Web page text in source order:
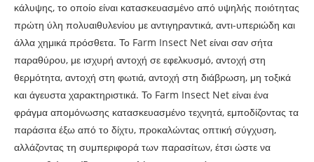
κάλυψης, το οποίο είναι κατασκευασμένο από υψηλής ποιότητας
πρώτη ύλη πολυαιθυλενίου με αντιγηραντικά, αντι-υπεριώδη και
άλλα χημικά πρόσθετα. Το Farm Insect Net είναι σαν σήτα
παραθύρου, με ισχυρή αντοχή σε εφελκυσμό, αντοχή στη
θερμότητα, αντοχή στη φωτιά, αντοχή στη διάβρωση, μη τοξικά
και άγευστα χαρακτηριστικά. Το Farm Insect Net είναι ένα
φράγμα απομόνωσης κατασκευασμένο τεχνητά, εμποδίζοντας τα
παράσιτα έξω από το δίχτυ, προκαλώντας οπτική σύγχυση,
αλλάζοντας τη συμπεριφορά των παρασίτων, έτσι ώστε να